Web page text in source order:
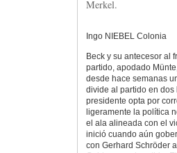
Merkel.
Ingo NIEBEL Colonia
Beck y su antecesor al
partido, apodado
desde hace semanas
divide al partido en dos
presidente opta por
ligeramente la política
el ala alineada con el
inició cuando aún
con Gerhard Schröder